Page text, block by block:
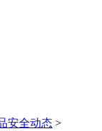
安全动态 >